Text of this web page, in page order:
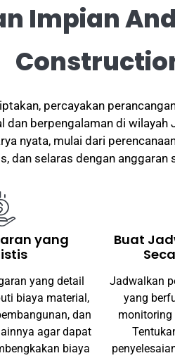
Impian
percayakan
dan berpengalaman di wilayah
nyata, mulai dari
dan selaras dengan anggaran
yang
yang detail
biaya material,
dan
agar dapat
biaya
Buat
Jadwalkan
yang
monitoring